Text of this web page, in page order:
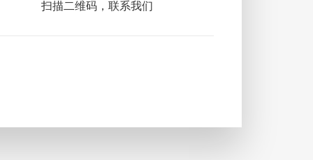
扫描二维码，联系我们